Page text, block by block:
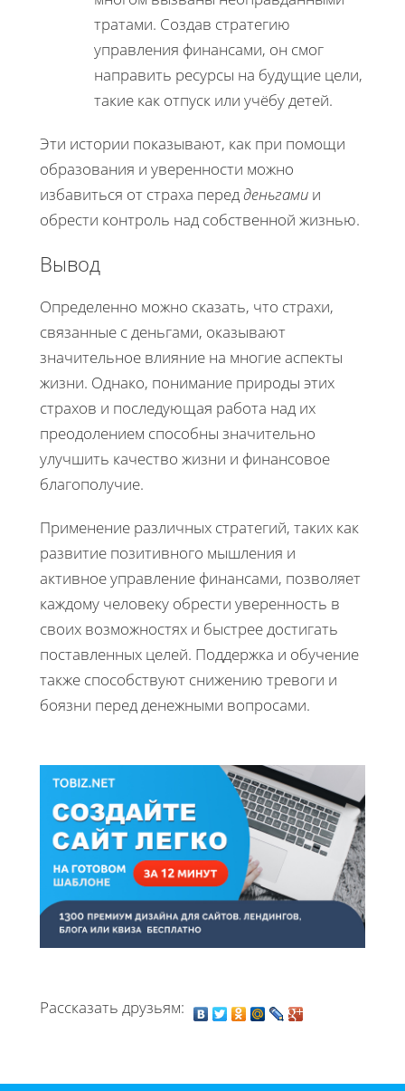
тратами. Создав стратегию
управления финансами, он смог
направить ресурсы на будущие цели,
такие как отпуск или учёбу детей.
Эти истории показывают, как при помощи
образования и уверенности можно
избавиться от страха перед деньгами и
обрести контроль над собственной жизнью.
Вывод
Определенно можно сказать, что страхи,
связанные с деньгами, оказывают
значительное влияние на многие аспекты
жизни. Однако, понимание природы этих
страхов и последующая работа над их
преодолением способны значительно
улучшить качество жизни и финансовое
благополучие.
Применение различных стратегий, таких как
развитие позитивного мышления и
активное управление финансами, позволяет
каждому человеку обрести уверенность в
своих возможностях и быстрее достигать
поставленных целей. Поддержка и обучение
также способствуют снижению тревоги и
боязни перед денежными вопросами.
Рассказать друзьям: